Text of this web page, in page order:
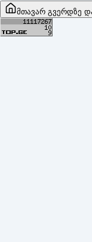
მთავარ გვერდზე